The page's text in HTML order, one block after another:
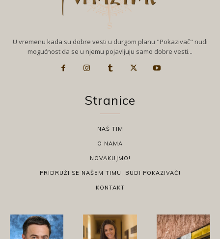
U vremenu kada su dobre vesti u durgom planu "Pokazivač" nudi
mogućnost da se u njemu pojavljuju samo dobre vesti...
Stranice
NAŠ TIM
O NAMA
NOVAKUJMO!
PRIDRUŽI SE NAŠEM TIMU, BUDI POKAZIVAČ!
KONTAKT